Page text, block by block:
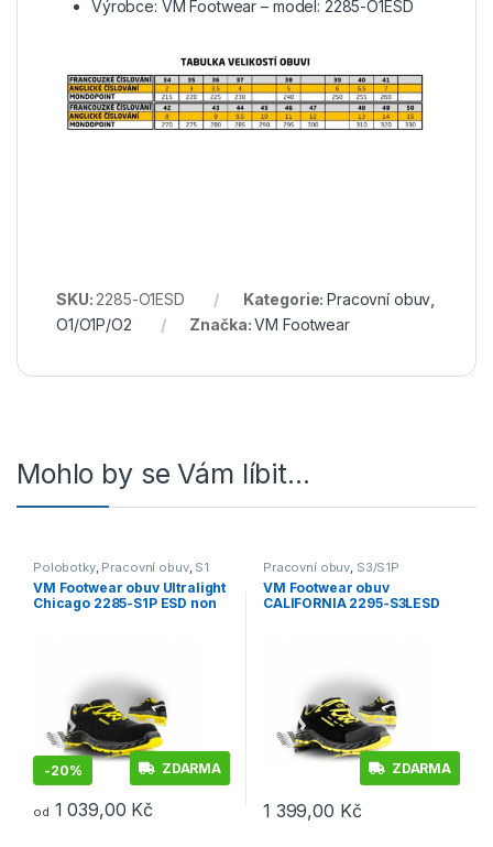
Výrobce: VM Footwear – model: 2285-O1ESD
SKU: 2285-O1ESD Kategorie:Pracovní obuv
O1/O1P/O2
Značka:VM Footwear
Mohlo by se Vám líbit…
Polobotky, Pracovní obuv, S1
VM Footwear obuv Ultralight
Chicago 2285-S1P ESD non
-20% ZDARMA
od 1 039,00 Kč
Pracovní obuv, S3/S1P
VM Footwear obuv
CALIFORNIA 2295-S3LESD
ZDARMA
1 399,00 Kč